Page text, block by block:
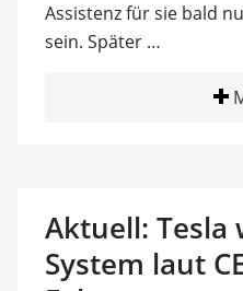
Assistenz für sie bald
sein. Später …
Aktuell: Tesla
System laut